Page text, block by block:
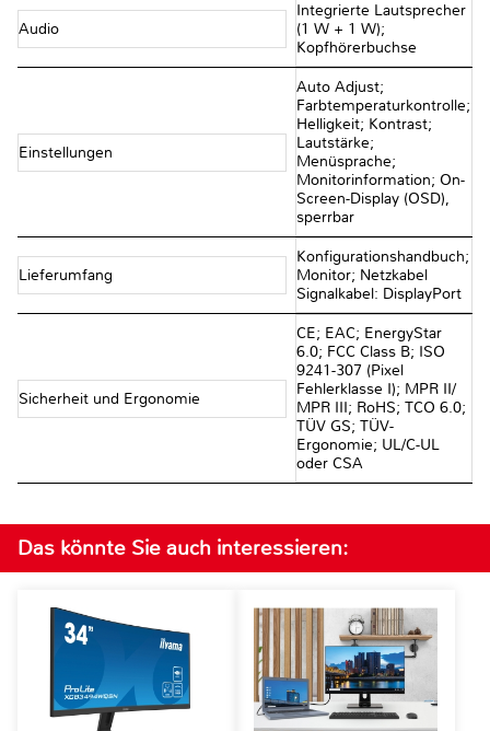
Audio
Integrierte Lautsprecher
(1 W + 1 W);
Kopfhörerbuchse
Einstellungen
Auto Adjust;
Farbtemperaturkontrolle;
Helligkeit; Kontrast;
Lautstärke;
Menüsprache;
Monitorinformation; On-
Screen-Display (OSD),
sperrbar
Lieferumfang
Konfigurationshandbuch;
Monitor; Netzkabel
Signalkabel: DisplayPort
Sicherheit und Ergonomie
CE; EAC; EnergyStar
6.0; FCC Class B; ISO
9241-307 (Pixel
Fehlerklasse I); MPR II/
MPR III; RoHS; TCO 6.0;
TÜV GS; TÜV-
Ergonomie; UL/C-UL
oder CSA
Das könnte Sie auch interessieren: